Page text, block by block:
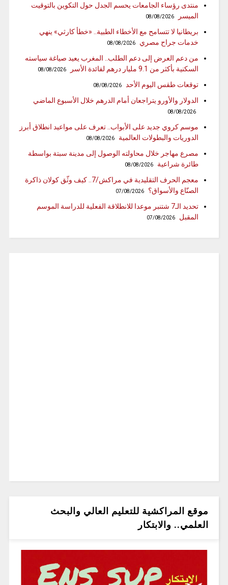
منتدى رؤساء الجامعات يحسم الجدل حول التكوين بالتوقيت
الميسر
08/08/2026
بريطانيا لا تتسامح مع الأخطاء الطبية.. «خطأ كارثي» ينهي
خدمات جراح مصري
08/08/2026
من دعم العرض إلى دعم الطلب.. المغرب يعيد صياغة سياسته
السكنية بأكثر من 9.1 مليار درهم لفائدة الأسر
08/08/2026
توقعات طقس اليوم الأحد 08/08/2026
الدولار والأورو يتراجعان أمام الدرهم خلال الأسبوع الماضي
08/08/2026
موسم كروي جديد على الأبواب.. تعرف على مواعيد انطلاق أبرز
الدوريات والبطولات العالمية
08/08/2026
مصرع مهاجر خلال محاولته الوصول إلى مدينة سبتة بواسطة
طائرة شراعية
08/08/2026
معجم الحرف التقليدية في مراكش/7.. كيف وثّق كولان ذاكرة
الصنّاع والأسواق؟
07/08/2026
تحديد الـ7 شتنبر موعدا للانطلاقة الفعلية للدراسة الموسم
المقبل
07/08/2026
موقع المراكشية للتعليم العالي والبحث
العلمي.. والابتكار